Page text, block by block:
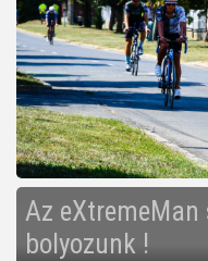
Az
bolyozunk !